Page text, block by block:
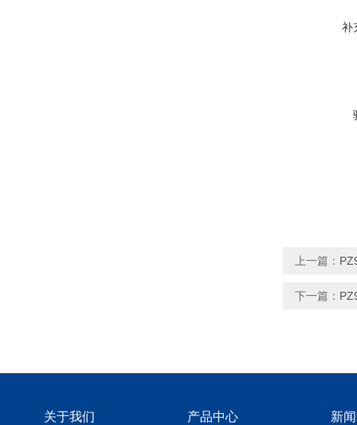
补
上一篇：
下一篇：
关于我们 产品中心 新